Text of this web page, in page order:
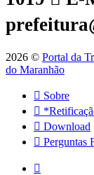
2026 © Portal da
do Maranhão
Sobre
Download
Perguntas